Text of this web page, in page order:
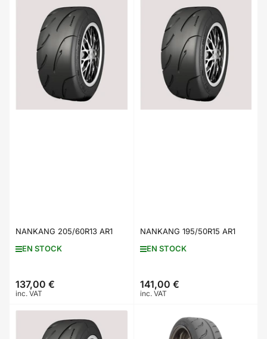
NANKANG 205/60R13 AR1
EN STOCK
Prix
137,00 €
inc. VAT
NANKANG 195/50R15 AR1
EN STOCK
Prix
141,00 €
inc. VAT